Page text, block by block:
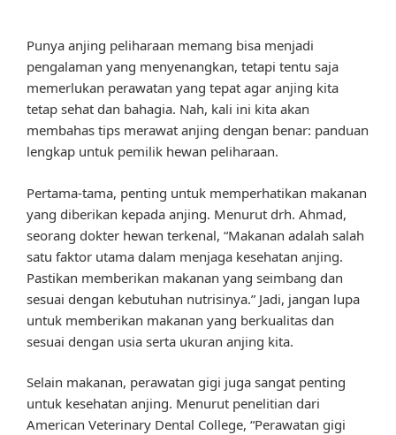
Punya anjing peliharaan memang bisa menjadi
pengalaman yang menyenangkan, tetapi tentu saja
memerlukan perawatan yang tepat agar anjing kita
tetap sehat dan bahagia. Nah, kali ini kita akan
membahas tips merawat anjing dengan benar: panduan
lengkap untuk pemilik hewan peliharaan.
Pertama-tama, penting untuk memperhatikan makanan
yang diberikan kepada anjing. Menurut drh. Ahmad,
seorang dokter hewan terkenal, “Makanan adalah salah
satu faktor utama dalam menjaga kesehatan anjing.
Pastikan memberikan makanan yang seimbang dan
sesuai dengan kebutuhan nutrisinya.” Jadi, jangan lupa
untuk memberikan makanan yang berkualitas dan
sesuai dengan usia serta ukuran anjing kita.
Selain makanan, perawatan gigi juga sangat penting
untuk kesehatan anjing. Menurut penelitian dari
American Veterinary Dental College, “Perawatan gigi